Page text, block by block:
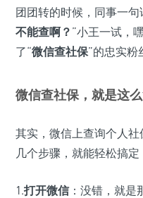
团团转的时候，同事一句
不能查啊？ ”小王一试，
了“微信查社保”的忠实粉
微信查社保，就是这
其实，微信上查询个人
几个步骤，就能轻松搞定
1.打开微信 ：没错，就是